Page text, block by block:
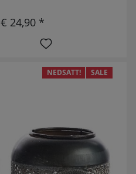
€ 24,90 *
NEDSATT! SALE